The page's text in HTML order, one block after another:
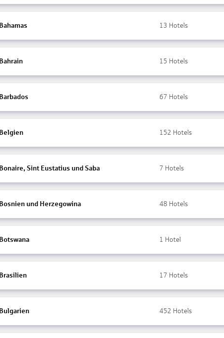
Bahamas 13 Hotels
Bahrain 15 Hotels
Barbados 67 Hotels
Belgien 152 Hotels
Bonaire, Sint Eustatius und Saba 7 Hotels
Bosnien und Herzegowina 48 Hotels
Botswana 1 Hotel
Brasilien 17 Hotels
Bulgarien 452 Hotels